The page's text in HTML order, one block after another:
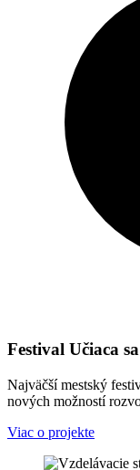
Festival Učiaca
Najväčší mestský
nových možností
Viac o projekte